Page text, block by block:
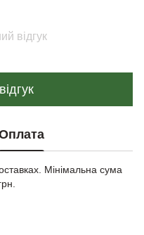
відгук
Мінімальна сума